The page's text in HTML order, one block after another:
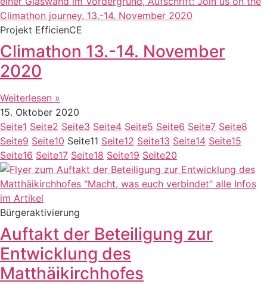
Projekt EfficienCE
Climathon 13.-14. November
2020
Weiterlesen »
15. Oktober 2020
Seite1 Seite2 Seite3 Seite4 Seite5 Seite6 Seite7 Seite8
Seite9 Seite10 Seite11 Seite12 Seite13 Seite14 Seite15
Seite16 Seite17 Seite18 Seite19 Seite20
Bürgeraktivierung
Auftakt der Beteiligung zur
Entwicklung des
Matthäikirchhofes